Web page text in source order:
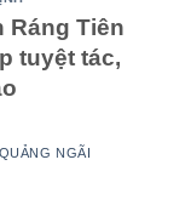
Ráng Tiên
tuyệt tác,
NGÃI